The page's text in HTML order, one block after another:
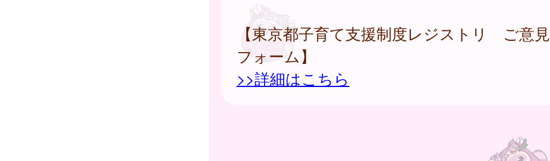
【東京都子育て支援制度レジストリ ご意見
フォーム】
>>詳細はこちら